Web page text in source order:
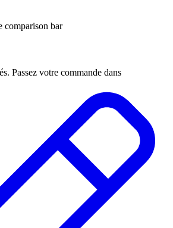
comparison bar
Passez votre commande dans